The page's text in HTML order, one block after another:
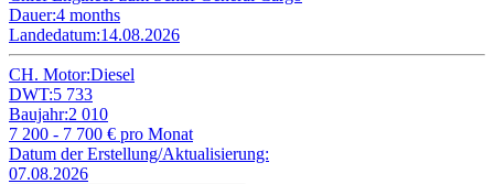
Dauer:4 months
Landedatum:14.08.2026
CH. Motor:Diesel
DWT:5 733
Baujahr:2 010
7 200 - 7 700 € pro Monat
Datum der Erstellung/Aktualisierung:
07.08.2026